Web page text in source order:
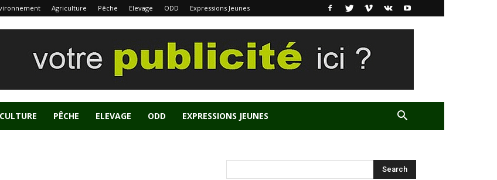
Agriculture Pêche Elevage ODD Expressions Jeunes
PÊCHE ELEVAGE ODD EXPRESSIONS JEUNES